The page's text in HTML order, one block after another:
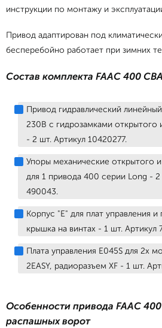
инструкции по монтажу и
Привод адаптирован под
бесперебойно работает при зимних
Состав комплекта FAAC 400
Привод гидравлический
230В с гидрозамками открытого
- 2 шт. Артикул 10420277.
Упоры механические открытого
для 1 привода 400 серии Long -
490043.
Корпус "Е" для плат управления
крышка на винтах - 1 шт. Артикул
Плата управления E045S для 2х
2EASY, радиоразъем XF - 1 шт.
Особенности привода FAAC 400
распашных ворот